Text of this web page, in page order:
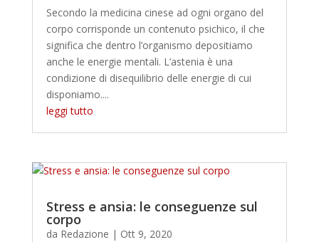
Secondo la medicina cinese ad ogni organo del
corpo corrisponde un contenuto psichico, il che
significa che dentro l’organismo depositiamo
anche le energie mentali. L’astenia è una
condizione di disequilibrio delle energie di cui
disponiamo....
leggi tutto
Stress e ansia: le conseguenze sul
corpo
da Redazione | Ott 9, 2020